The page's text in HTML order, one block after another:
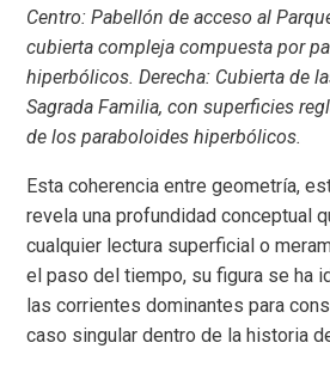
Centro: Pabellón de acceso al
cubierta compleja compuesta por
hiperbólicos. Derecha: Cubierta de
Sagrada Familia, con superficies
de los paraboloides hiperbólicos.
Esta coherencia entre geometría,
revela una profundidad conceptual
cualquier lectura superficial o
el paso del tiempo, su figura se ha
las corrientes dominantes para
caso singular dentro de la historia